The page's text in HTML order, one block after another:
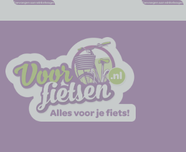
Toevoegen aan winkelwagen Toevoegen aan winkelwagen